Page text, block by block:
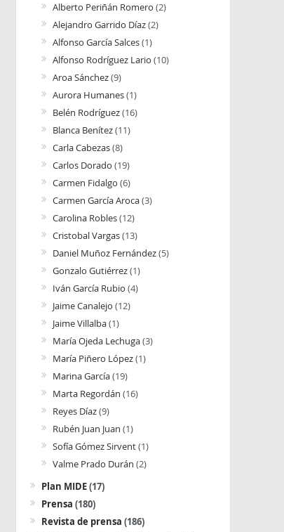
Alberto Periñán Romero (2)
Alejandro Garrido Díaz(2)
Alfonso García Salces(1)
Alfonso Rodríguez Lario (10)
Aroa Sánchez(9)
Aurora Humanes(1)
Belén Rodríguez(16)
Blanca Benítez(11)
Carla Cabezas(8)
Carlos Dorado (19)
Carmen Fidalgo (6)
Carmen García Aroca(3)
Carolina Robles(12)
Cristobal Vargas(13)
Daniel Muñoz Fernández(5)
Gonzalo Gutiérrez(1)
Iván García Rubio (4)
Jaime Canalejo (12)
Jaime Villalba(1)
María Ojeda Lechuga(3)
María Piñero López(1)
Marina García(19)
Marta Regordán (16)
Reyes Díaz(9)
Rubén Juan Juan (1)
Sofía Gómez Sirvent(1)
Valme Prado Durán (2)
Plan MIDE(17)
Prensa (180)
Revista de prensa (186)